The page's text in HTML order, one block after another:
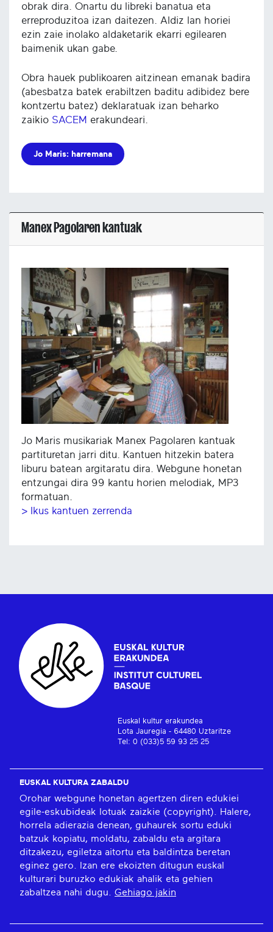
obrak dira. Onartu du libreki banatua eta
erreproduzitoa izan daitezen. Aldiz lan horiei
ezin zaie inolako aldaketarik ekarri egilearen
baimenik ukan gabe.
Obra hauek publikoaren aitzinean emanak badira
(abesbatza batek erabiltzen baditu adibidez bere
kontzertu batez) deklaratuak izan beharko
zaikio SACEM erakundeari.
Jo Maris: harremana
Manex Pagolaren kantuak
Jo Maris musikariak Manex Pagolaren kantuak
partituretan jarri ditu. Kantuen hitzekin batera
liburu batean argitaratu dira. Webgune honetan
entzungai dira 99 kantu horien melodiak, MP3
formatuan.
> Ikus kantuen zerrenda
Euskal kultur erakundea
Lota Jauregia - 64480 Uztaritze
Tel: 0 (033)5 59 93 25 25
EUSKAL KULTURA ZABALDU
Orohar webgune honetan agertzen diren edukiei
egile-eskubideak lotuak zaizkie (copyright). Halere,
horrela adierazia denean, guhaurek sortu eduki
batzuk kopiatu, moldatu, zabaldu eta argitara
ditzakezu, egiletza aitortu eta baldintza beretan
eginez gero. Izan ere ekoizten ditugun euskal
kulturari buruzko edukiak ahalik eta gehien
zabaltzea nahi dugu. Gehiago jakin